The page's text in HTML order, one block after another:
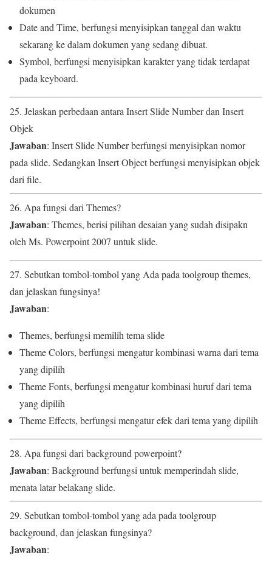
dokumen
Date and Time, berfungsi menyisipkan tanggal dan waktu
sekarang ke dalam dokumen yang sedang dibuat.
Symbol, berfungsi menyisipkan karakter yang tidak terdapat
pada keyboard.
25. Jelaskan perbedaan antara Insert Slide Number dan Insert
Objek
Jawaban: Insert Slide Number berfungsi menyisipkan nomor
pada slide. Sedangkan Insert Object berfungsi menyisipkan objek
dari file.
26. Apa fungsi dari Themes?
Jawaban: Themes, berisi pilihan desaian yang sudah disipakn
oleh Ms. Powerpoint 2007 untuk slide.
27. Sebutkan tombol-tombol yang Ada pada toolgroup themes,
dan jelaskan fungsinya!
Jawaban:
Themes, berfungsi memilih tema slide
Theme Colors, berfungsi mengatur kombinasi warna dari tema
yang dipilih
Theme Fonts, berfungsi mengatur kombinasi huruf dari tema
yang dipilih
Theme Effects, berfungsi mengatur efek dari tema yang dipilih
28. Apa fungsi dari background powerpoint?
Jawaban: Background berfungsi untuk memperindah slide,
menata latar belakang slide.
29. Sebutkan tombol-tombol yang ada pada toolgroup
background, dan jelaskan fungsinya?
Jawaban: